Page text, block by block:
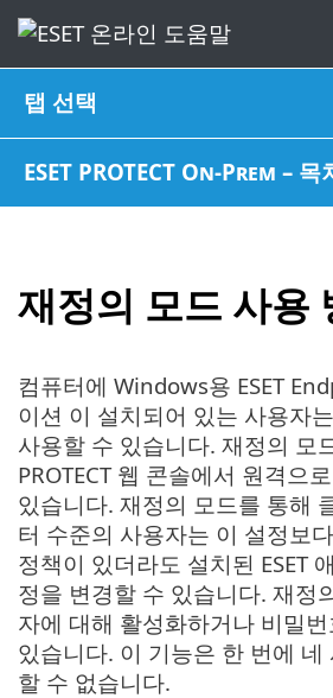
탭 선택
ESET PROTECT On-Prem – 목
재정의 모드 사용
컴퓨터에 Windows용 ESET
이션 이 설치되어 있는 사용자
사용할 수 있습니다. 재정의 모
PROTECT 웹 콘솔에서 원격으
있습니다. 재정의 모드를 통해
터 수준의 사용자는 이 설정보
정책이 있더라도 설치된 ESET
정을 변경할 수 있습니다. 재정
자에 대해 활성화하거나 비밀
있습니다. 이 기능은 한 번에
할 수 없습니다.